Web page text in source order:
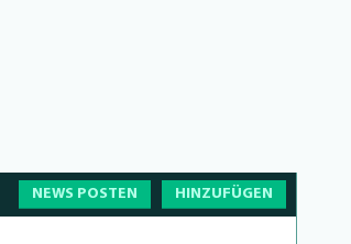
NEWS POSTEN HINZUFÜGEN